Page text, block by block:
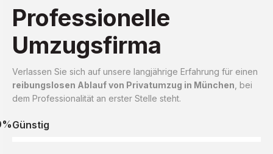
Professionelle
Umzugsfirma
Verlassen Sie sich auf unsere langjährige Erfahrung für einen
reibungslosen Ablauf von Privatumzug in München , bei
dem Professionalität an erster Stelle steht.
Günstig